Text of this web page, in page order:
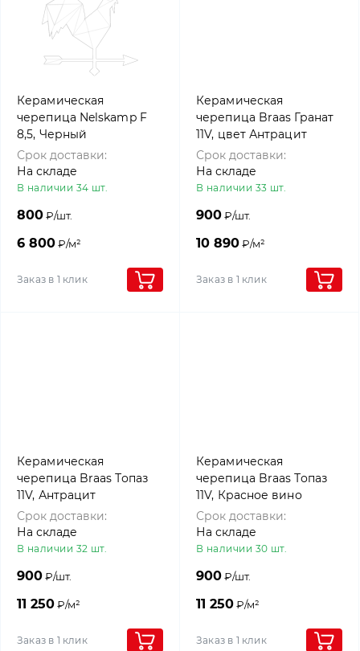
Керамическая
черепица Nelskamp F
8,5, Черный
Срок доставки:
На складе
В наличии 34 шт.
800₽/шт.
6 800₽/м²
Заказ в 1 клик
Керамическая
черепица Braas Гранат
11V, цвет Антрацит
Срок доставки:
На складе
В наличии 33 шт.
900₽/шт.
10 890₽/м²
Заказ в 1 клик
Керамическая
черепица Braas Топаз
11V, Антрацит
Срок доставки:
На складе
В наличии 32 шт.
900₽/шт.
11 250₽/м²
Заказ в 1 клик
Керамическая
черепица Braas Топаз
11V, Красное вино
Срок доставки:
На складе
В наличии 30 шт.
900₽/шт.
11 250₽/м²
Заказ в 1 клик